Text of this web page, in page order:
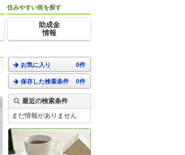
住みやすい街を探す
助成金
情報
お気に入り 0件
保存した検索条件 0件
最近の検索条件
まだ情報がありません